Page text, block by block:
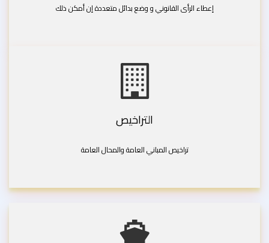
إعطاء الرأى القانوني و وضع بدائل متعددة إن أمكن ذلك
التراخيص
تراخيص المباني العامة والمحال العامة